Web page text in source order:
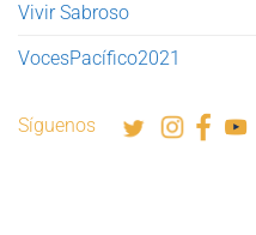
Vivir Sabroso
VocesPacífico2021
Síguenos